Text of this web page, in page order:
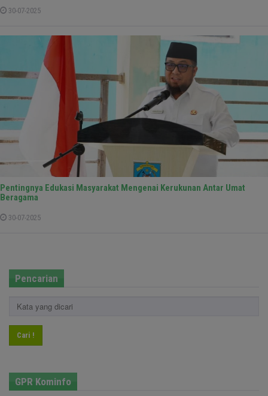
30-07-2025
Pentingnya Edukasi Masyarakat Mengenai Kerukunan Antar Umat
Beragama
30-07-2025
Pencarian
Cari !
GPR Kominfo